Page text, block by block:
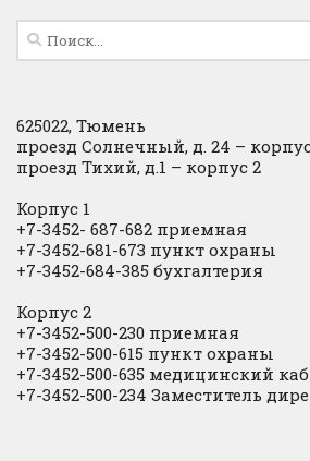
Найти:
625022, Тюмень
проезд Солнечный, д. 24 –
проезд Тихий, д.1 – корпус 2
Корпус 1
+7-3452- 687-682 приемная
+7-3452-681-673 пункт охраны
+7-3452-684-385 бухгалтерия
Корпус 2
+7-3452-500-230 приемная
+7-3452-500-615 пункт охраны
+7-3452-500-635 медицинский
+7-3452-500-234 Заместитель